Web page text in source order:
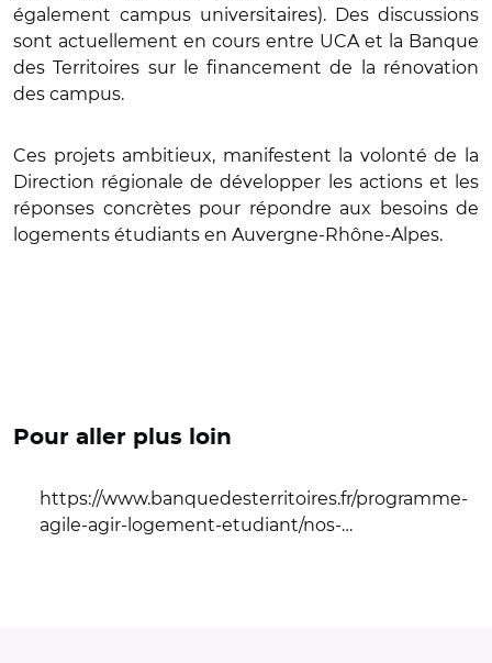
également campus universitaires). Des discussions
sont actuellement en cours entre UCA et la Banque
des Territoires sur le financement de la rénovation
des campus.
Ces projets ambitieux, manifestent la volonté de la
Direction régionale de développer les actions et les
réponses concrètes pour répondre aux besoins de
logements étudiants en Auvergne-Rhône-Alpes.
Pour aller plus loin
https://www.banquedesterritoires.fr/programme-
agile-agir-logement-etudiant/nos-…